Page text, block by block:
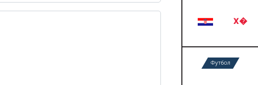
Х�
Футбол